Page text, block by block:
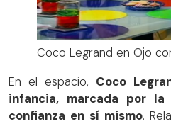
Coco Legrand en Ojo
En el espacio, Coco
infancia, marcada por
confianza en sí mismo.